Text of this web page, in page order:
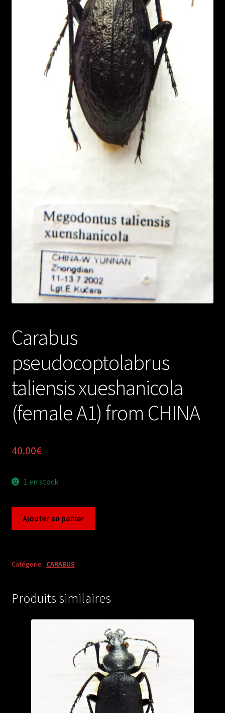
Carabus
pseudocoptolabrus
taliensis xueshanicola
(female A1) from CHINA
40.00€
1 en stock
taliensis
A1)
Ajouter au panier
Catégorie : CARABUS
Produits similaires